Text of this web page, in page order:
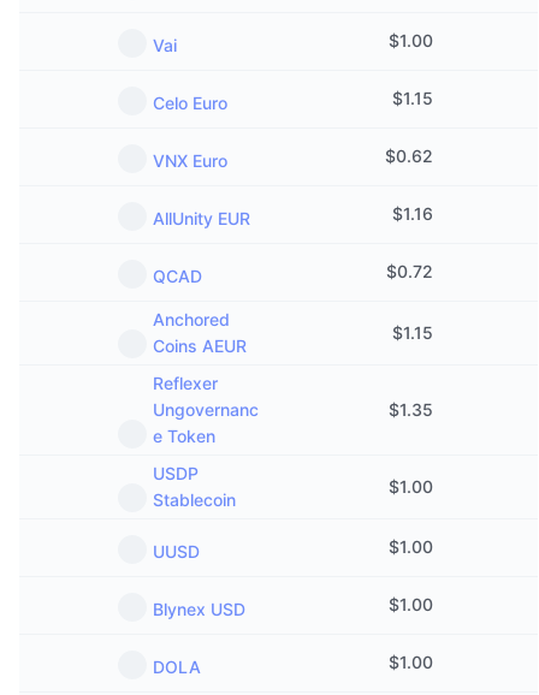
Vai $1.00
Celo Euro $1.15
VNX Euro $0.62
AllUnity EUR $1.16
QCAD $0.72
Anchored
Coins AEUR
$1.15
Reflexer
Ungovernanc
e Token
$1.35
USDP
Stablecoin
$1.00
UUSD $1.00
Blynex USD $1.00
DOLA $1.00